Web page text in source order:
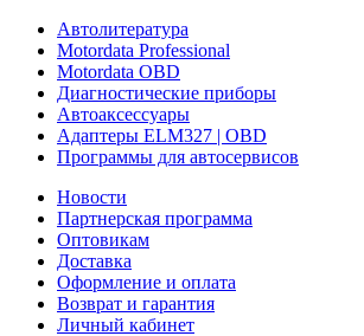
Автолитература
Motordata Professional
Motordata OBD
Диагностические приборы
Автоаксессуары
Адаптеры ELM327 | OBD
Программы для автосервисов
Новости
Партнерская программа
Оптовикам
Доставка
Оформление и оплата
Возврат и гарантия
Личный кабинет